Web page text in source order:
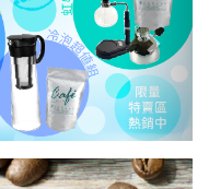
i
g
a
t
i
o
n